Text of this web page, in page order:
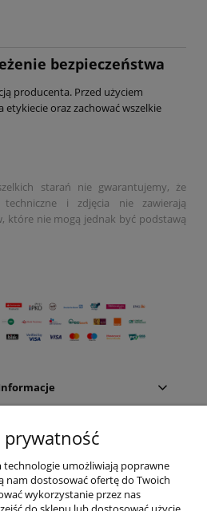
bezpieczeństwa
producenta. Przed użyciem
etykiecie oraz zachować wszelkie
starań nie gwarantujemy, że
i zdjęcia nie zawierają
które nie mogą jednak być podstawą
internetowy:
handlowy
prywatność
technologie umożliwiają poprawne
nam dostosować ofertę do Twoich
wykorzystanie przez nas